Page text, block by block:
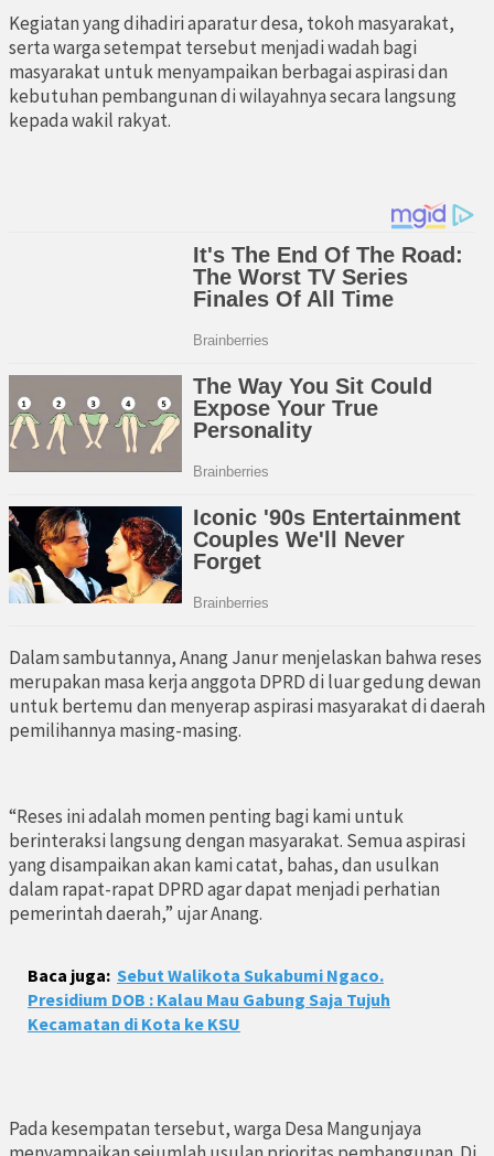
Kegiatan yang dihadiri aparatur desa, tokoh masyarakat,
serta warga setempat tersebut menjadi wadah bagi
masyarakat untuk menyampaikan berbagai aspirasi dan
kebutuhan pembangunan di wilayahnya secara langsung
kepada wakil rakyat.
Dalam sambutannya, Anang Janur menjelaskan bahwa reses
merupakan masa kerja anggota DPRD di luar gedung dewan
untuk bertemu dan menyerap aspirasi masyarakat di daerah
pemilihannya masing-masing.
“Reses ini adalah momen penting bagi kami untuk
berinteraksi langsung dengan masyarakat. Semua aspirasi
yang disampaikan akan kami catat, bahas, dan usulkan
dalam rapat-rapat DPRD agar dapat menjadi perhatian
pemerintah daerah,” ujar Anang.
Baca juga: Sebut Walikota Sukabumi Ngaco.
Presidium DOB : Kalau Mau Gabung Saja Tujuh
Kecamatan di Kota ke KSU
Pada kesempatan tersebut, warga Desa Mangunjaya